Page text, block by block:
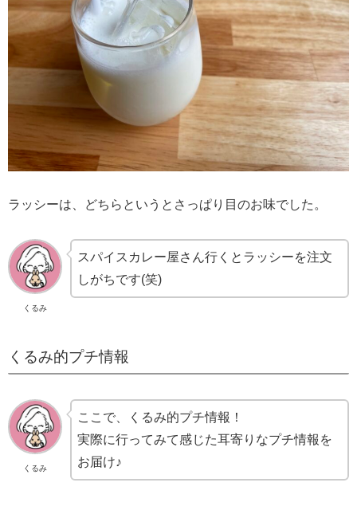
ラッシーは、どちらというとさっぱり目のお味でした。
くるみ
スパイスカレー屋さん行くとラッシーを注文
しがちです(笑)
くるみ的プチ情報
くるみ
ここで、くるみ的プチ情報！
実際に行ってみて感じた耳寄りなプチ情報を
お届け♪